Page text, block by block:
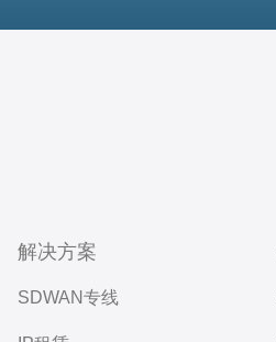
解决方案
SDWAN专线